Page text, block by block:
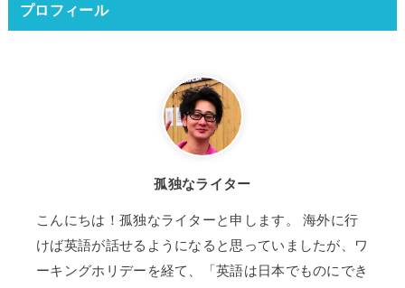
プロフィール
孤独なライター
こんにちは！孤独なライターと申します。 海外に行
けば英語が話せるようになると思っていましたが、ワ
ーキングホリデーを経て、「英語は日本でものにでき